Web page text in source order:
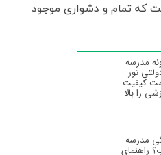
که تمام و دشواری موجود
تایپ به پایان رسد و زمان
اصلی و جوابگوی
طراحی اساسا مورد
مدرسه
نور
کیفیت
را بالا
مدرسه
راهنمای